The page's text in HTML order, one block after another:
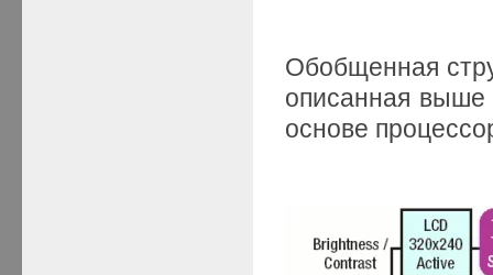
Обобщенная
описанная выше
основе